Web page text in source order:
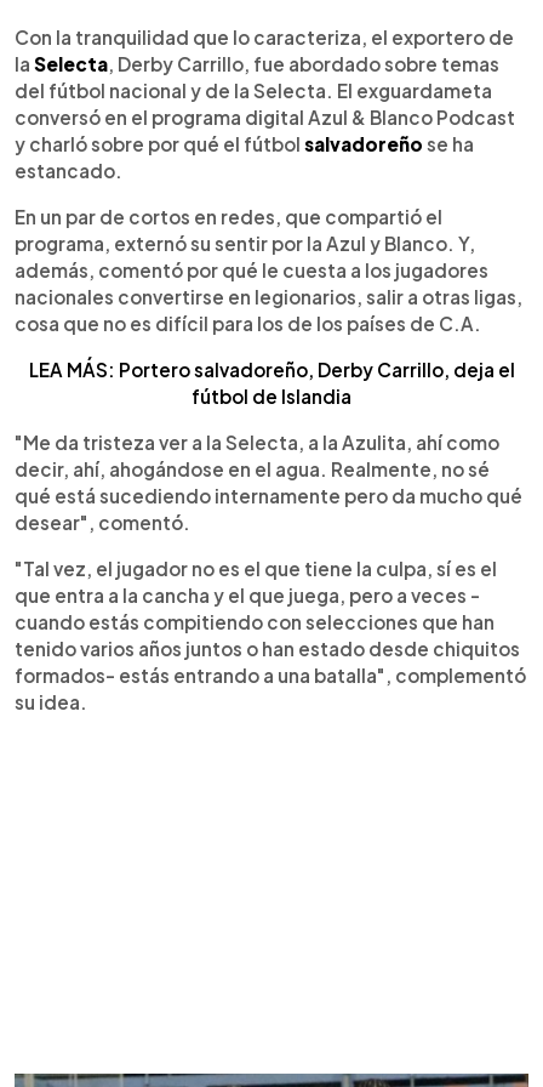
Escuchar artículo
Con la tranquilidad que lo caracteriza, el exportero de
la Selecta , Derby Carrillo, fue abordado sobre temas
del fútbol nacional y de la Selecta. El exguardameta
conversó en el programa digital Azul & Blanco Podcast
y charló sobre por qué el fútbol salvadoreño se ha
estancado.
En un par de cortos en redes, que compartió el
programa, externó su sentir por la Azul y Blanco. Y,
además, comentó por qué le cuesta a los jugadores
nacionales convertirse en legionarios, salir a otras ligas,
cosa que no es difícil para los de los países de C.A.
LEA MÁS: Portero salvadoreño, Derby Carrillo, deja el
fútbol de Islandia
"Me da tristeza ver a la Selecta, a la Azulita, ahí como
decir, ahí, ahogándose en el agua. Realmente, no sé
qué está sucediendo internamente pero da mucho qué
desear", comentó.
"Tal vez, el jugador no es el que tiene la culpa, sí es el
que entra a la cancha y el que juega, pero a veces -
cuando estás compitiendo con selecciones que han
tenido varios años juntos o han estado desde chiquitos
formados- estás entrando a una batalla", complementó
su idea.